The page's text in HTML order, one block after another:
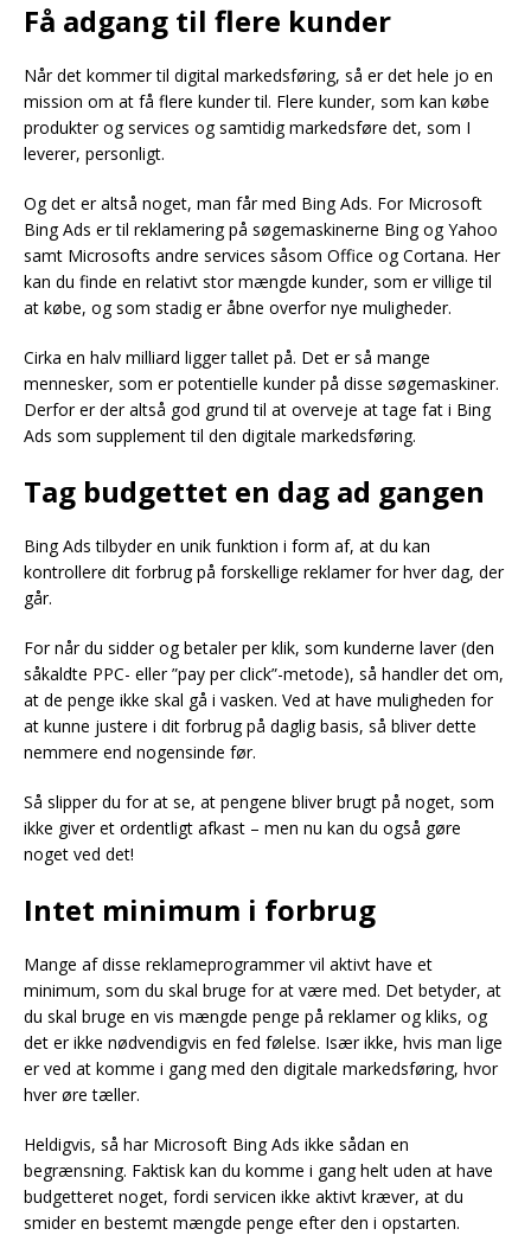
Få adgang til flere kunder
Når det kommer til digital markedsføring, så er det hele jo en
mission om at få flere kunder til. Flere kunder, som kan købe
produkter og services og samtidig markedsføre det, som I
leverer, personligt.
Og det er altså noget, man får med Bing Ads. For Microsoft
Bing Ads er til reklamering på søgemaskinerne Bing og Yahoo
samt Microsofts andre services såsom Office og Cortana. Her
kan du finde en relativt stor mængde kunder, som er villige til
at købe, og som stadig er åbne overfor nye muligheder.
Cirka en halv milliard ligger tallet på. Det er så mange
mennesker, som er potentielle kunder på disse søgemaskiner.
Derfor er der altså god grund til at overveje at tage fat i Bing
Ads som supplement til den digitale markedsføring.
Tag budgettet en dag ad gangen
Bing Ads tilbyder en unik funktion i form af, at du kan
kontrollere dit forbrug på forskellige reklamer for hver dag, der
går.
For når du sidder og betaler per klik, som kunderne laver (den
såkaldte PPC- eller ”pay per click”-metode), så handler det om,
at de penge ikke skal gå i vasken. Ved at have muligheden for
at kunne justere i dit forbrug på daglig basis, så bliver dette
nemmere end nogensinde før.
Så slipper du for at se, at pengene bliver brugt på noget, som
ikke giver et ordentligt afkast – men nu kan du også gøre
noget ved det!
Intet minimum i forbrug
Mange af disse reklameprogrammer vil aktivt have et
minimum, som du skal bruge for at være med. Det betyder, at
du skal bruge en vis mængde penge på reklamer og kliks, og
det er ikke nødvendigvis en fed følelse. Især ikke, hvis man lige
er ved at komme i gang med den digitale markedsføring, hvor
hver øre tæller.
Heldigvis, så har Microsoft Bing Ads ikke sådan en
begrænsning. Faktisk kan du komme i gang helt uden at have
budgetteret noget, fordi servicen ikke aktivt kræver, at du
smider en bestemt mængde penge efter den i opstarten.